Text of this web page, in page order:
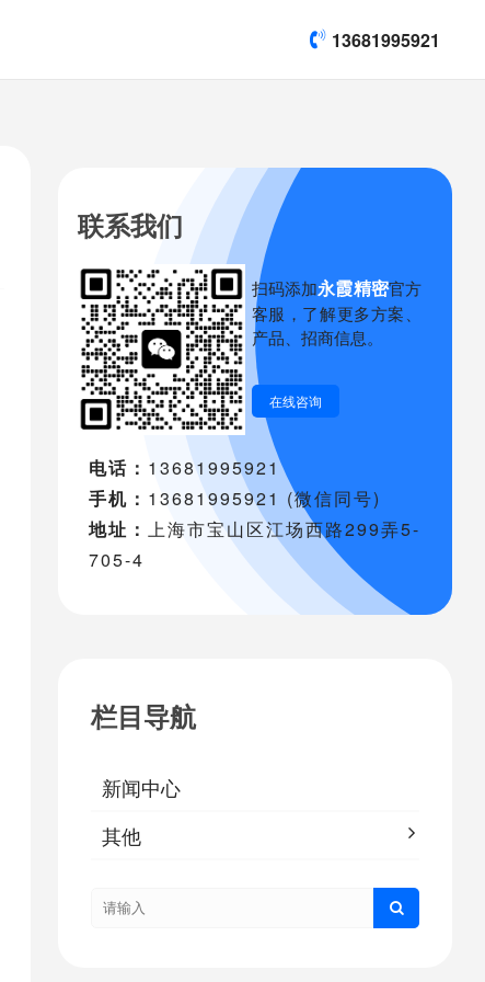
13681995921
联系我们
扫码添加永霞精密官方
客服，了解更多方案、
产品、招商信息。
在线咨询
电话： 13681995921
手机： 13681995921 (微信同号)
地址：上海市宝山区江场西路299弄5-
705-4
栏目导航
新闻中心
其他